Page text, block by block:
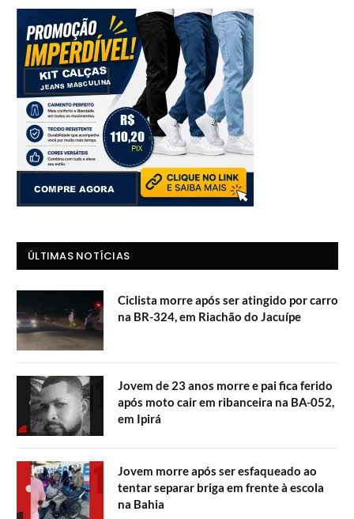
ÚLTIMAS NOTÍCIAS
Ciclista morre após ser atingido por carro
na BR-324, em Riachão do Jacuípe
Jovem de 23 anos morre e pai fica ferido
após moto cair em ribanceira na BA-052,
em Ipirá
Jovem morre após ser esfaqueado ao
tentar separar briga em frente à escola
na Bahia